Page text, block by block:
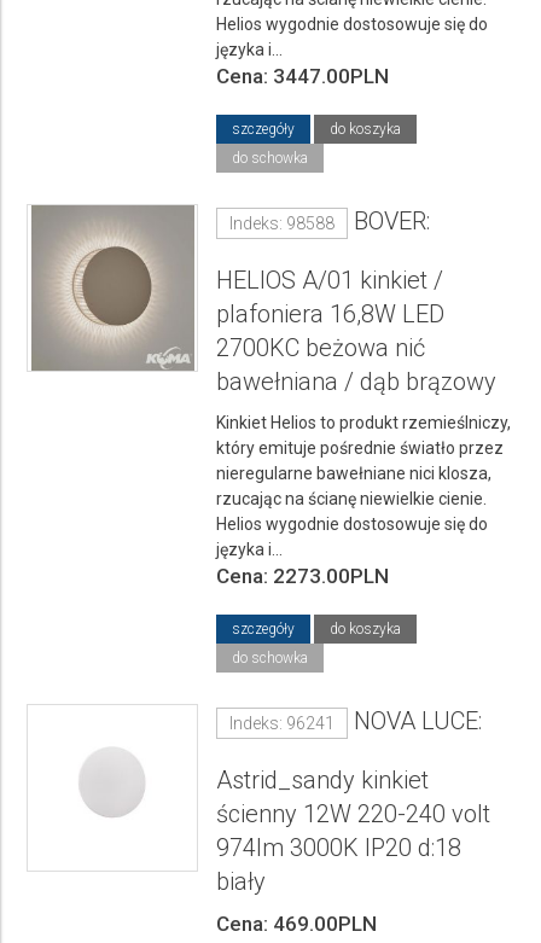
Helios wygodnie dostosowuje się do
języka i...
Cena: 3447.00PLN
szczegóły
do koszyka
do schowka
Indeks: 98588 BOVER:
HELIOS A/01 kinkiet /
plafoniera 16,8W LED
2700KC beżowa nić
bawełniana / dąb brązowy
Kinkiet Helios to produkt rzemieślniczy,
który emituje pośrednie światło przez
nieregularne bawełniane nici klosza,
rzucając na ścianę niewielkie cienie.
Helios wygodnie dostosowuje się do
języka i...
Cena: 2273.00PLN
szczegóły
do koszyka
do schowka
Indeks: 96241 NOVA LUCE:
Astrid_sandy kinkiet
ścienny 12W 220-240 volt
974lm 3000K IP20 d:18
biały
Cena: 469.00PLN